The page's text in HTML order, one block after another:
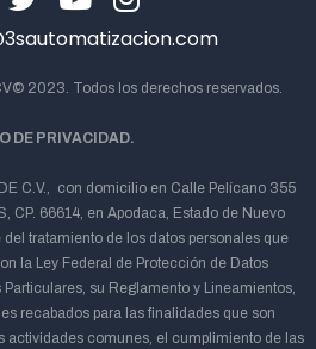
2023. Todos los derechos reservados.
DE PRIVACIDAD.
C.V., con domicilio en Calle Pelícano 355
CP. 66614, en Apodaca, Estado de Nuevo
del tratamiento de los datos personales que
la Ley Federal de Protección de Datos
Particulares, su Reglamento y Lineamientos,
recabados para las finalidades que son
actividades comunes, el cumplimiento de las